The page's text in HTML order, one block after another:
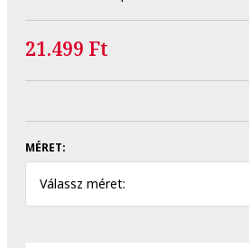
21.499 Ft
MÉRET:
Válassz méret: